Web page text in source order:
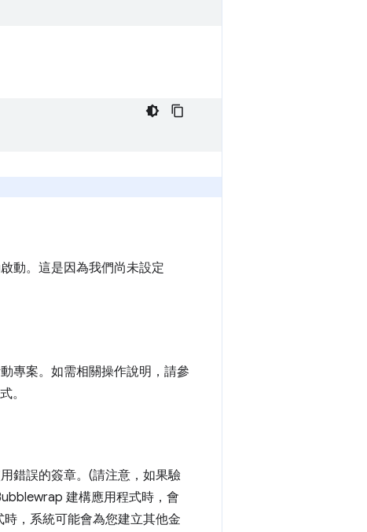
動。這是因為我們尚未設定
專案。如需相關操作說明，請參
。
錯誤的簽章。(請注意，如果驗
建構應用程式時，會
，系統可能會為您建立其他金